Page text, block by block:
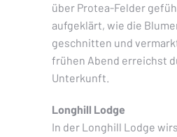
über Protea-Felder
aufgeklärt, wie die
geschnitten und
frühen Abend erreichst
Unterkunft.
Longhill Lodge
In der Longhill Lodge